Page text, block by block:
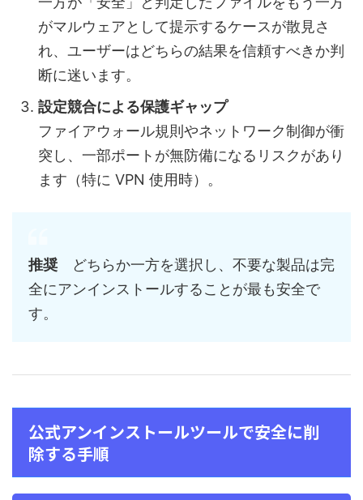
がマルウェアとして提示するケースが散見さ
れ、ユーザーはどちらの結果を信頼すべきか判
断に迷います。
設定競合による保護ギャップ
ファイアウォール規則やネットワーク制御が衝
突し、一部ポートが無防備になるリスクがあり
ます（特に VPN 使用時）。
推奨 どちらか一方を選択し、不要な製品は完
全にアンインストールすることが最も安全で
す。
公式アンインストールツールで安全に削
除する手順